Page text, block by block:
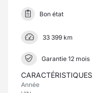
Bon état
33 399 km
Garantie 12 mois
CARACTÉRISTIQUES
Année